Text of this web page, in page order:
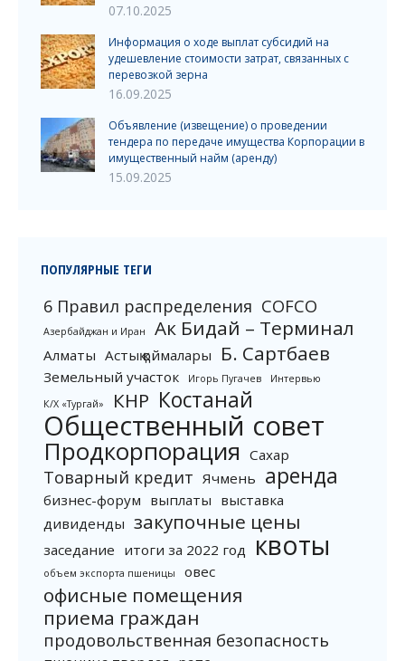
07.10.2025
Информация о ходе выплат субсидий на
удешевление стоимости затрат, связанных с
перевозкой зерна
16.09.2025
Объявление (извещение) о проведении
тендера по передаче имущества Корпорации в
имущественный найм (аренду)
15.09.2025
ПОПУЛЯРНЫЕ ТЕГИ
6 Правил распределения COFCO
Азербайджан и Иран Ак Бидай – Терминал
Алматы Астық қоймалары Б. Сартбаев
Земельный участок Игорь Пугачев
Интервью
К/Х «Тургай»
КНР Костанай
Общественный совет
Продкорпорация Сахар
Товарный кредит Ячмень аренда
бизнес-форум выплаты выставка
дивиденды закупочные цены
заседание итоги за 2022 год квоты
объем экспорта пшеницы овес
офисные помещения
приема граждан
продовольственная безопасность